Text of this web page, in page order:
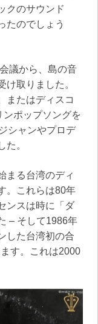
クのサウンド
たのでしょう
議から、島の音
取りました。
またはディスコ
ポップソングを
シャンやプロデ
た。
まる台湾のディ
。これらは80年
ンスは時に「ダ
– そして1986年
した台湾初の合
す。これは2000